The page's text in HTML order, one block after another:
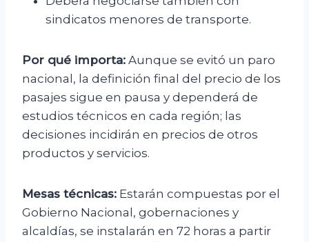
sindicatos menores de transporte.
Por qué importa: Aunque se evitó un paro
nacional, la definición final del precio de los
pasajes sigue en pausa y dependerá de
estudios técnicos en cada región; las
decisiones incidirán en precios de otros
productos y servicios.
Mesas técnicas: Estarán compuestas por el
Gobierno Nacional, gobernaciones y
alcaldías, se instalarán en 72 horas a partir